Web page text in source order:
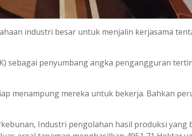
industri besar untuk menjalin kerjasama
sebagai penyumbang angka pengangguran
menampung mereka untuk bekerja. Bahkan
Industri pengolahan hasil produksi yang